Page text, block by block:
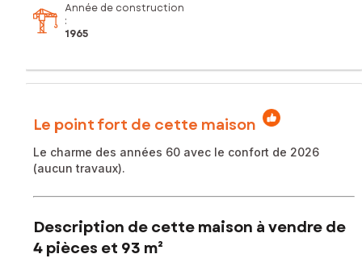
Année de construction
:
1965
Le point fort de cette maison
Le charme des années 60 avec le confort de 2026
(aucun travaux).
Description de cette maison à vendre de
4 pièces et 93 m²